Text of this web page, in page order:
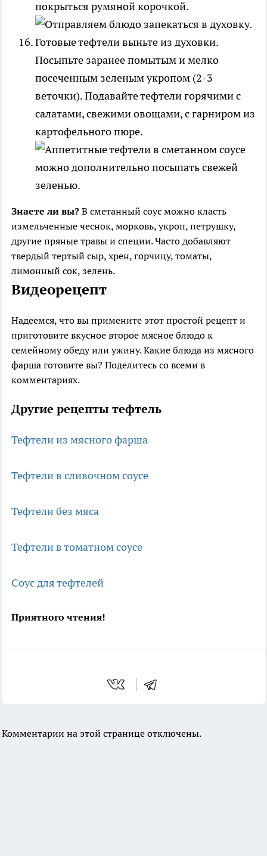
покрыться румяной корочкой.
Готовые тефтели выньте из духовки.
Посыпьте заранее помытым и мелко
посеченным зеленым укропом (2-3
веточки). Подавайте тефтели горячими с
салатами, свежими овощами, с гарниром из
картофельного пюре.
Знаете ли вы? В сметанный соус можно класть
измельченные чеснок, морковь, укроп, петрушку,
другие пряные травы и специи. Часто добавляют
твердый тертый сыр, хрен, горчицу, томаты,
лимонный сок, зелень.
Видеорецепт
Надеемся, что вы примените этот простой рецепт и
приготовите вкусное второе мясное блюдо к
семейному обеду или ужину. Какие блюда из мясного
фарша готовите вы? Поделитесь со всеми в
комментариях.
Другие рецепты тефтель
Тефтели из мясного фарша
Тефтели в сливочном соусе
Тефтели без мяса
Тефтели в томатном соусе
Соус для тефтелей
Приятного чтения!
Комментарии на этой странице отключены.